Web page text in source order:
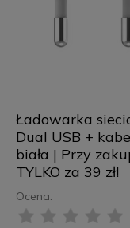
Ładowarka
Dual USB +
biała | Przy
TYLKO za 39 zł!
Ocena: